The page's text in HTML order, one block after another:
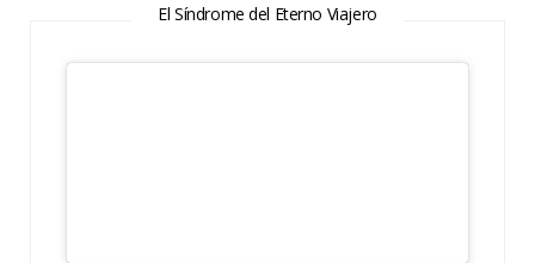
El Síndrome del Eterno Viajero